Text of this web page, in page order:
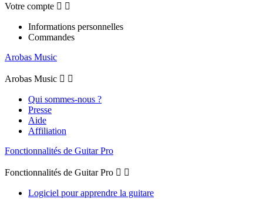
Votre compte  
Informations personnelles
Commandes
Arobas Music
Arobas Music  
Qui sommes-nous ?
Presse
Aide
Affiliation
Fonctionnalités de Guitar Pro
Fonctionnalités de Guitar Pro  
Logiciel pour apprendre la guitare